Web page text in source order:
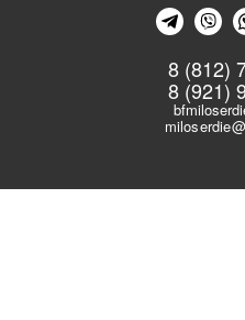
8 (812)
8 (921)